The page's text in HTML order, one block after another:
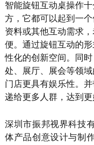
智能旋钮互动桌操作
方，它都可以起到一
资料或其他互动需求
便。通过旋钮互动的
性化的创新空间。同
处、展厅、展会等领
门店更具有娱乐性。
递给更多人群，达到更
深圳市振邦视界科技
体产品创意设计与制